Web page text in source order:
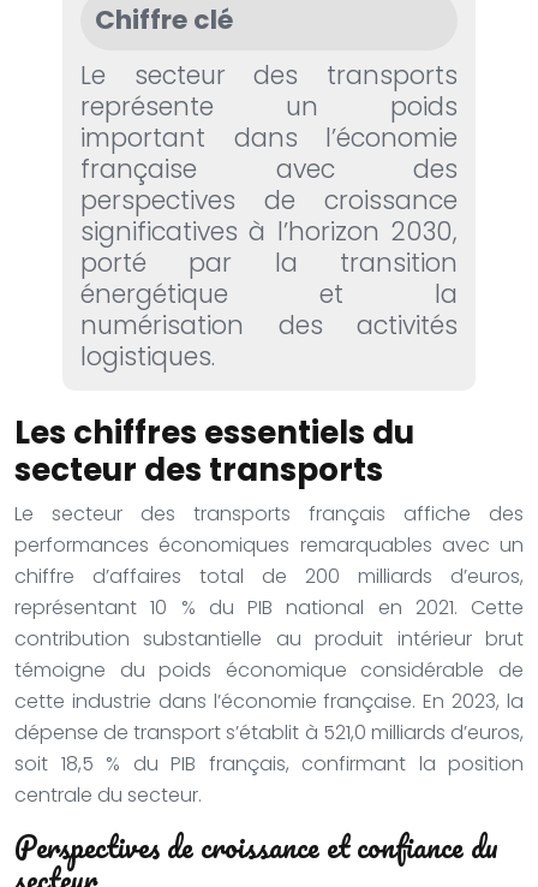
Chiffre clé
Le secteur des transports
représente un poids
important dans l’économie
française avec des
perspectives de croissance
significatives à l’horizon 2030,
porté par la transition
énergétique et la
numérisation des activités
logistiques.
Les chiffres essentiels du
secteur des transports
Le secteur des transports français affiche des
performances économiques remarquables avec un
chiffre d’affaires total de 200 milliards d’euros,
représentant 10 % du PIB national en 2021. Cette
contribution substantielle au produit intérieur brut
témoigne du poids économique considérable de
cette industrie dans l’économie française. En 2023, la
dépense de transport s’établit à 521,0 milliards d’euros,
soit 18,5 % du PIB français, confirmant la position
centrale du secteur.
Perspectives de croissance et confiance du